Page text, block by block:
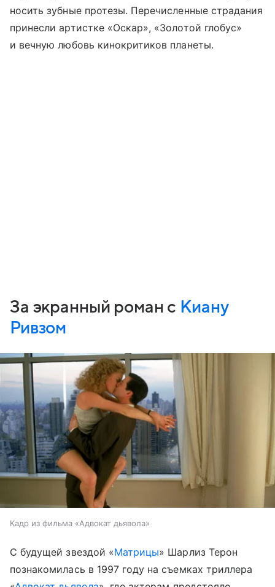
носить зубные протезы. Перечисленные страдания
принесли артистке «Оскар», «Золотой глобус»
и вечную любовь кинокритиков планеты.
За экранный роман с Киану
Ривзом
Кадр из фильма «Адвокат дьявола»
С будущей звездой «Матрицы» Шарлиз Терон
познакомилась в 1997 году на съемках триллера